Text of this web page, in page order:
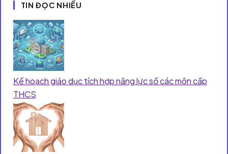
TIN ĐỌC NHIỀU
Kế hoạch giáo dục tích hợp năng lực số các môn cấp
THCS